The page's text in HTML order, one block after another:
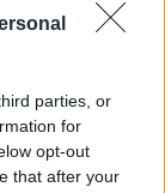
parties, or
for
opt-out
that after your